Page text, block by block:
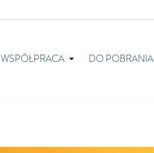
WSPÓŁPRACA DO POBRANIA